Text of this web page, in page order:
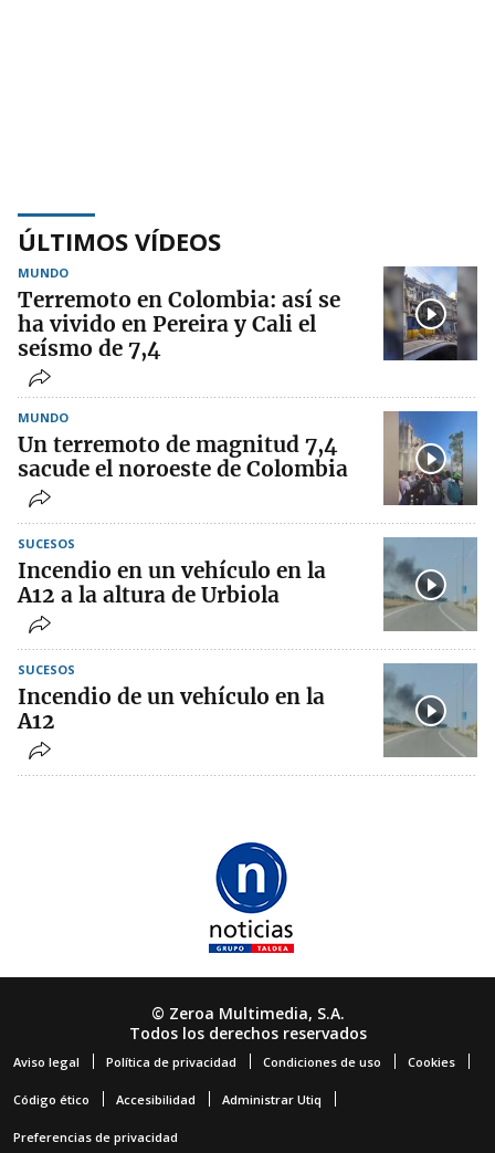
ÚLTIMOS VÍDEOS
MUNDO
Terremoto en Colombia: así se
ha vivido en Pereira y Cali el
seísmo de 7,4
MUNDO
Un terremoto de magnitud 7,4
sacude el noroeste de Colombia
SUCESOS
Incendio en un vehículo en la
A12 a la altura de Urbiola
SUCESOS
Incendio de un vehículo en la
A12
© Zeroa Multimedia, S.A.
Todos los derechos reservados
Aviso legal Política de privacidad Condiciones de uso Cookies
Código ético Accesibilidad Administrar Utiq
Preferencias de privacidad